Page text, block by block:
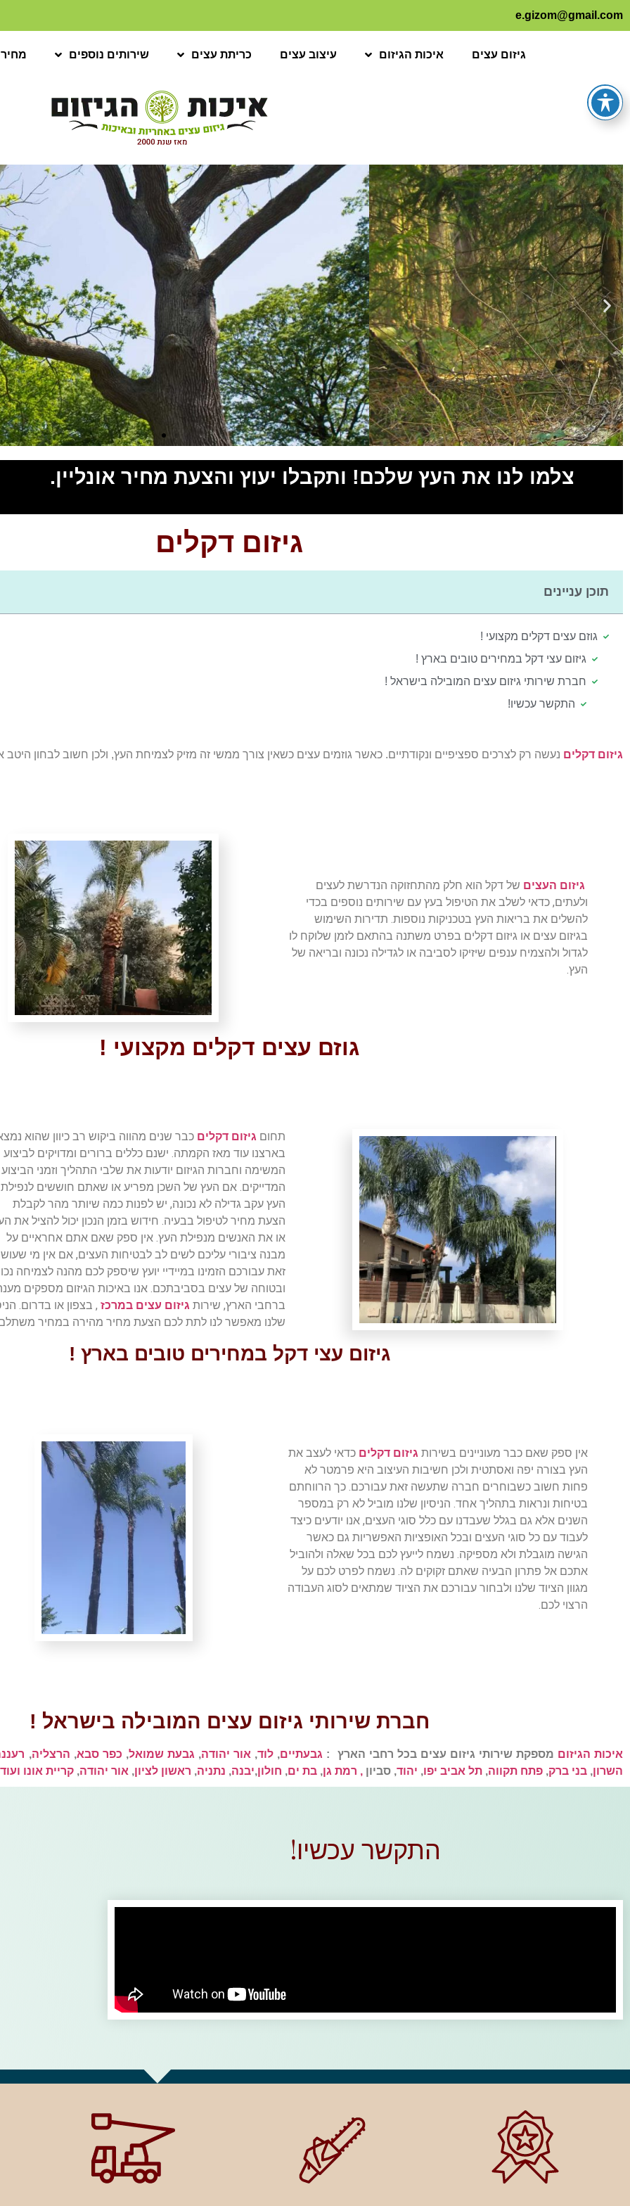
e.gizom@gmail.com
גיזום עצים איכות הגיזום עיצוב עצים כריתת עצים שירותים נוספים
לשיחת יעוץ חינם חייגו
צלמו לנו את העץ שלכם! ותקבלו יעוץ והצעת מחיר אונליין.
גיזום דקלים
תוכן עניינים
גוזם עצים דקלים מקצועי !
גיזום עצי דקל במחירים טובים בארץ !
חברת שירותי גיזום עצים המובילה בישראל !
התקשר עכשיו!
גיזום דקלים נעשה רק לצרכים ספציפיים ונקודתיים. כאשר גוזמים עצים כשאין צורך ממשי זה מזיק לצמיחת העץ, ולכן חשוב לבחון
גיזום העצים של דקל הוא חלק מהתחזוקה הנדרשת לעצים
ולעתים, כדאי לשלב את הטיפול בעץ עם שירותים נוספים בכדי
להשלים את בריאות העץ בטכניקות נוספות. תדירות השימוש
בגיזום עצים או גיזום דקלים בפרט משתנה בהתאם לזמן שלוקח לו
לגדול ולהצמיח ענפים שיזיקו לסביבה או לגדילה נכונה ובריאה של
העץ.
גוזם עצים דקלים מקצועי !
תחום גיזום דקלים כבר שנים מהווה ביקוש רב כיוון שהוא
בארצנו עוד מאז הקמתה. ישנם כללים ברורים ומדויקים לביצוע
המשימה וחברות הגיזום יודעות את שלבי התהליך וזמני הביצוע
המדייקים. אם העץ של השכן מפריע או שאתם חוששים לנפילת
העץ עקב גדילה לא נכונה, יש לפנות כמה שיותר מהר לקבלת
הצעת מחיר לטיפול בבעיה. חידוש בזמן הנכון יכול להציל את
או את האנשים מנפילת העץ. אין ספק שאם אתם אחראיים על
מבנה ציבורי עליכם לשים לב לבטיחות העצים, אם אין מי
זאת עבורכם הזמינו במיידיי יועץ שיספק לכם מהנה לצמיחה
ובטוחה של עצים בסביבתכם. אנו באיכות הגיזום מספקים
ברחבי הארץ, שירות גיזום עצים במרכז , בצפון או בדרום.
שלנו מאפשר לנו לתת לכם הצעת מחיר מהירה במחיר
גיזום עצי דקל במחירים טובים בארץ !
אין ספק שאם כבר מעוניינים בשירות גיזום דקלים כדאי לעצב את
העץ בצורה יפה ואסתטית ולכן חשיבות העיצוב היא פרמטר לא
פחות חשוב כשבוחרים חברה שתעשה זאת עבורכם. כך הרווחתם
בטיחות ונראות בתהליך אחד. הניסיון שלנו מוביל לא רק במספר
השנים אלא גם בגלל שעבדנו עם כלל סוגי העצים, אנו יודעים כיצד
לעבוד עם כל סוגי העצים ובכל האופציות האפשריות גם כאשר
הגישה מוגבלת ולא מספיקה. נשמח לייעץ לכם בכל שאלה ולהוביל
אתכם אל פתרון הבעיה שאתם זקוקים לה. נשמח לפרט לכם על
מגוון הציוד שלנו ולבחור עבורכם את הציוד שמתאים לסוג העבודה
הרצוי לכם.
חברת שירותי גיזום עצים המובילה בישראל !
איכות הגיזום מספקת שירותי גיזום עצים בכל רחבי הארץ : גבעתיים, לוד, אור יהודה, גבעת שמואל, כפר סבא, הרצליה,
השרון, בני ברק, פתח תקווה, תל אביב יפו, יהוד, סביון , רמת גן, בת ים, חולון,יבנה, נתניה, ראשון לציון, אור יהודה, קריית אונו ועוד
התקשר עכשיו!